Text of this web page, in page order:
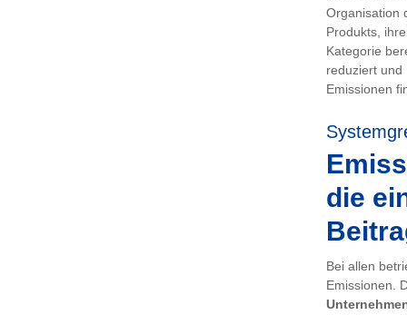
Organisation
Produkts,
Kategorie
reduziert und
Emissionen
die
Bei allen
Emissionen.